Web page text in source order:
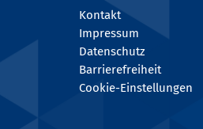
Kontakt
Impressum
Datenschutz
Barrierefreiheit
Cookie-Einstellungen